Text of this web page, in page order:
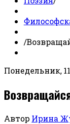
/
Понедельник,
Автор Ирина